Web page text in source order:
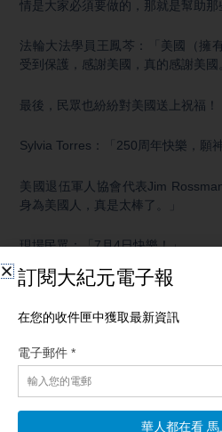
情是大家必須要做的，那就是幫助那
法輪大法學員王鳳芩：「美國（擁
受到保護，感謝美國，真的感謝美國
最後，民眾也紛紛對美國送上祝福！
Sylvia Torres：「250周年快樂，願
美國退伍軍人協會代表Jim
身為美國人，真是太棒了。」
現場民眾：「7月4日快樂！」
新唐人電視台記者李佳音：「祝賀美
新唐人電視台記者李佳音、趙子霆
導